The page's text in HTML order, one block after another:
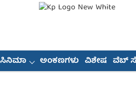
ಸಿನಿಮಾ ಅಂಕಣಗಳು ವಿಶೇಷ ವೆಬ್